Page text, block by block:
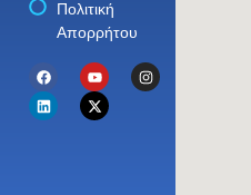
Πολιτική
Απορρήτου